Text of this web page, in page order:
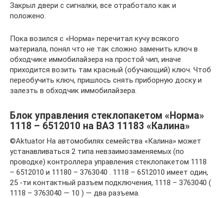
Закрыл двери с сигналки, все отработало как и
положено.
Пока возился с «Норма» перечитал кучу всякого
материала, понял что не так сложно заменить ключ в
обходчике иммобилайзера на простой чип, иначе
приходится возить там красный (обучающий) ключ. Чтоб
переобучить ключ, пришлось снять приборную доску и
залезть в обходчик иммобилайзера.
Блок управления стеклопакетом «Норма»
1118 – 6512010 на ВАЗ 11183 «Калина»
©Aktuator На автомобилях семейства «Калина» может
устанавливаться 2 типа невзаимозаменяемых (по
проводке) контроллера управления стеклопакетом 1118
– 6512010 и 11180 – 3763040 . 1118 – 6512010 имеет один,
25 -ти контактный разъем подключения, 1118 – 3763040 (
1118 – 3763040 — 10 ) — два разъема.